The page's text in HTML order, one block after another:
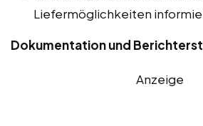
Liefermöglichkeiten
Dokumentation und
Anzeige